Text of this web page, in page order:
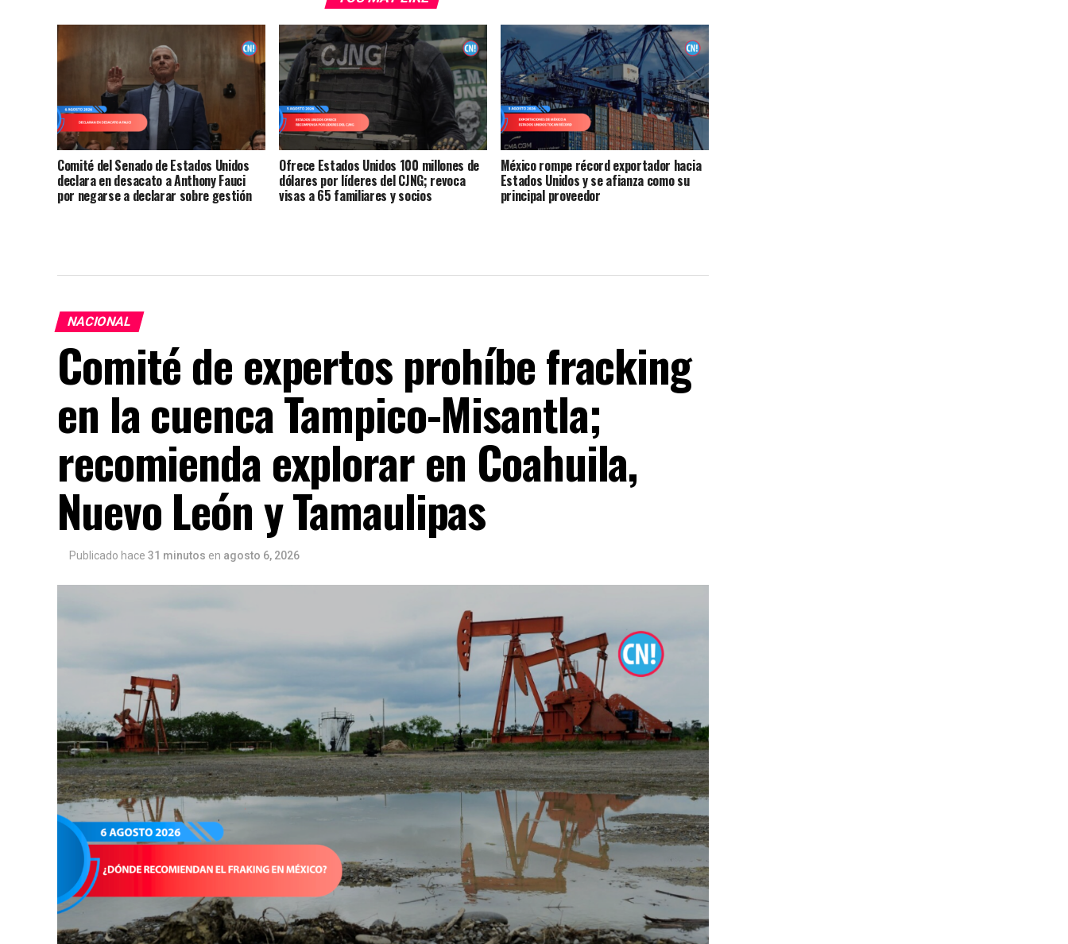
Comité del Senado de Estados Unidos
declara en desacato a Anthony Fauci
por negarse a declarar sobre gestión
Ofrece Estados Unidos 100 millones de
dólares por líderes del CJNG; revoca
visas a 65 familiares y socios
México rompe récord exportador hacia
Estados Unidos y se afianza como su
principal proveedor
NACIONAL
Comité de expertos prohíbe fracking
en la cuenca Tampico-Misantla;
recomienda explorar en Coahuila,
Nuevo León y Tamaulipas
Publicado hace 31 minutos en agosto 6, 2026